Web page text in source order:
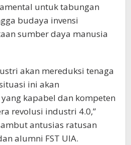
untuk tabungan
budaya invensi
sumber daya manusia
akan mereduksi tenaga
ini akan
kapabel dan kompeten
revolusi industri 4.0,”
antusias ratusan
alumni FST UIA.